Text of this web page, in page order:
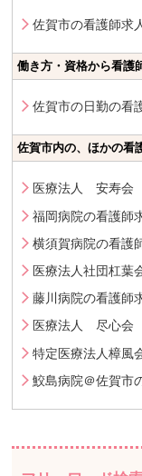
佐賀市の看護師求
働き方・資格から看護
佐賀市の日勤の看
佐賀市内の、ほかの看
医療法人 安寿会
福岡病院の看護師
横須賀病院の看護
医療法人社団杠葉
藤川病院の看護師
医療法人 尽心会
特定医療法人樟風
鮫島病院＠佐賀市